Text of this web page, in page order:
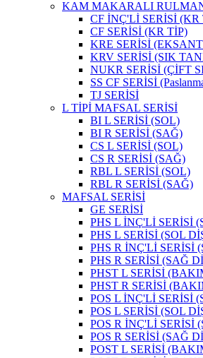
KAM MAKARALI
CF İNÇ'Lİ SERİSİ (KR
CF SERİSİ (KR TİP)
KRE SERİSİ
KRV SERİSİ (SIK
NUKR SERİSİ (ÇİFT
SS CF SERİSİ
TJ SERİSİ
L TİPİ MAFSAL SERİSİ
BI L SERİSİ (SOL)
BI R SERİSİ (SAĞ)
CS L SERİSİ (SOL)
CS R SERİSİ (SAĞ)
RBL L SERİSİ (SOL)
RBL R SERİSİ (SAĞ)
MAFSAL SERİSİ
GE SERİSİ
PHS L İNÇ'Lİ SERİSİ
PHS L SERİSİ (SOL
PHS R İNÇ'Lİ SERİSİ
PHS R SERİSİ (SAĞ
PHST L SERİSİ
PHST R SERİSİ
POS L İNÇ'Lİ SERİSİ
POS L SERİSİ (SOL
POS R İNÇ'Lİ SERİSİ
POS R SERİSİ (SAĞ
POST L SERİSİ